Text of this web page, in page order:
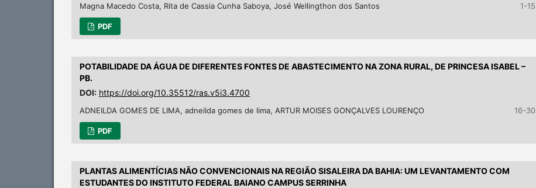
Magna Macedo Costa, Rita de Cassia Cunha Saboya, José Wellingthon dos Santos 1-15
PDF
POTABILIDADE DA ÁGUA DE DIFERENTES FONTES DE ABASTECIMENTO NA ZONA RURAL, DE PRINCESA ISABEL –
PB.
DOI: https://doi.org/10.35512/ras.v5i3.4700
ADNEILDA GOMES DE LIMA, adneilda gomes de lima, ARTUR MOISES GONÇALVES LOURENÇO 16-30
PDF
PLANTAS ALIMENTÍCIAS NÃO CONVENCIONAIS NA REGIÃO SISALEIRA DA BAHIA: UM LEVANTAMENTO COM
ESTUDANTES DO INSTITUTO FEDERAL BAIANO CAMPUS SERRINHA